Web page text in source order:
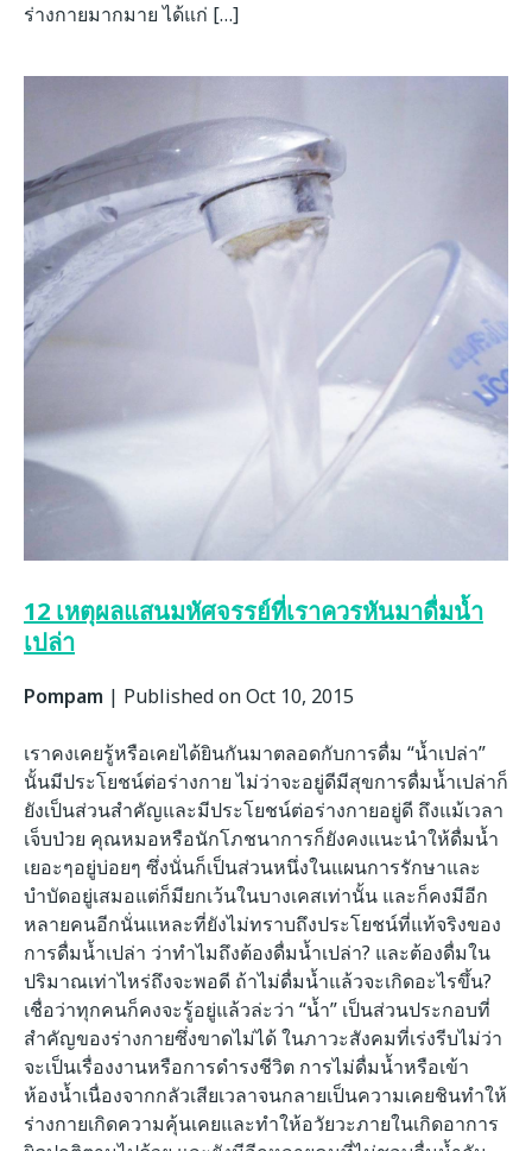
ร่างกายมากมาย ได้แก่ […]
12 เหตุผลแสนมหัศจรรย์ที่เราควรหันมาดื่มน้ำ
เปล่า
Pompam | Published on Oct 10, 2015
เราคงเคยรู้หรือเคยได้ยินกันมาตลอดกับการดื่ม “น้ำเปล่า”
นั้นมีประโยชน์ต่อร่างกาย ไม่ว่าจะอยู่ดีมีสุขการดื่มน้ำเปล่าก็
ยังเป็นส่วนสำคัญและมีประโยชน์ต่อร่างกายอยู่ดี ถึงแม้เวลา
เจ็บป่วย คุณหมอหรือนักโภชนาการก็ยังคงแนะนำให้ดื่มน้ำ
เยอะๆอยู่บ่อยๆ ซึ่งนั่นก็เป็นส่วนหนึ่งในแผนการรักษาและ
บำบัดอยู่เสมอแต่ก็มียกเว้นในบางเคสเท่านั้น และก็คงมีอีก
หลายคนอีกนั่นแหละที่ยังไม่ทราบถึงประโยชน์ที่แท้จริงของ
การดื่มน้ำเปล่า ว่าทำไมถึงต้องดื่มน้ำเปล่า? และต้องดื่มใน
ปริมาณเท่าไหร่ถึงจะพอดี ถ้าไม่ดื่มน้ำแล้วจะเกิดอะไรขึ้น?
เชื่อว่าทุกคนก็คงจะรู้อยู่แล้วล่ะว่า “น้ำ” เป็นส่วนประกอบที่
สำคัญของร่างกายซึ่งขาดไม่ได้ ในภาวะสังคมที่เร่งรีบไม่ว่า
จะเป็นเรื่องงานหรือการดำรงชีวิต การไม่ดื่มน้ำหรือเข้า
ห้องน้ำเนื่องจากกลัวเสียเวลาจนกลายเป็นความเคยชินทำให้
ร่างกายเกิดความคุ้นเคยและทำให้อวัยวะภายในเกิดอาการ